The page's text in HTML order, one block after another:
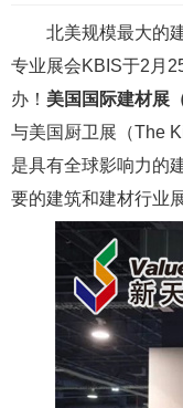
北美规模最大的建
专业展会KBIS于2月
办！ 美国国际建材展
与美国厨卫展（The
是具有全球影响力的
要的建筑和建材行业